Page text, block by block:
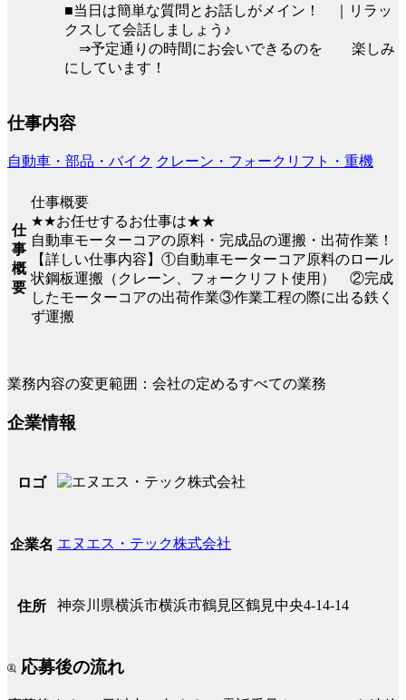
■当日は簡単な質問とお話しがメイン！ ｜リラッ
クスして会話しましょう♪
⇒予定通りの時間にお会いできるのを 楽しみ
にしています！
仕事内容
自動車・部品・バイク クレーン・フォークリフト・重機
仕
事
概
要
仕事概要
★★お任せするお仕事は★★
自動車モーターコアの原料・完成品の運搬・出荷作業！
【詳しい仕事内容】①自動車モーターコア原料のロール
状鋼板運搬（クレーン、フォークリフト使用） ②完成
したモーターコアの出荷作業③作業工程の際に出る鉄く
ず運搬
業務内容の変更範囲：会社の定めるすべての業務
企業情報
ロゴ
企業名 エヌエス・テック株式会社
住所 神奈川県横浜市横浜市鶴見区鶴見中央4-14-14
応募後の流れ